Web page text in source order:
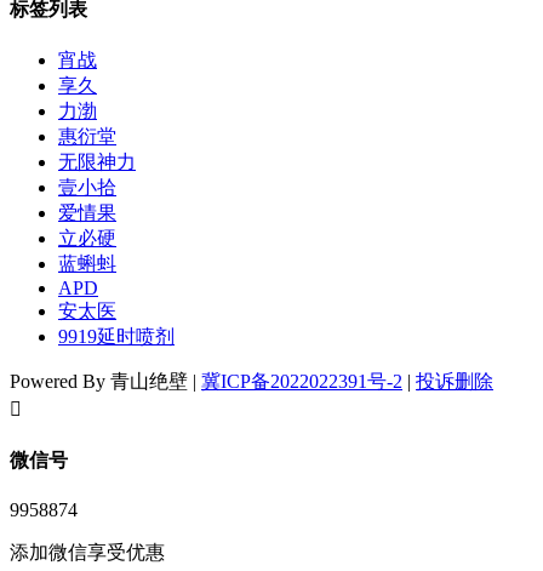
标签列表
宵战
享久
力渤
惠衍堂
无限神力
壹小拾
爱情果
立必硬
蓝蝌蚪
APD
安太医
9919延时喷剂
Powered By 青山绝壁 | 冀ICP备2022022391号-2 | 投诉删除
󦘖
微信号
9958874
添加微信享受优惠